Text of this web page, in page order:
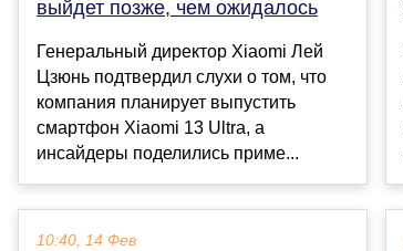
выйдет позже, чем ожидалось
Генеральный директор Xiaomi Лей
Цзюнь подтвердил слухи о том, что
компания планирует выпустить
смартфон Xiaomi 13 Ultra, а
инсайдеры поделились приме...
10:40, 14 Фев